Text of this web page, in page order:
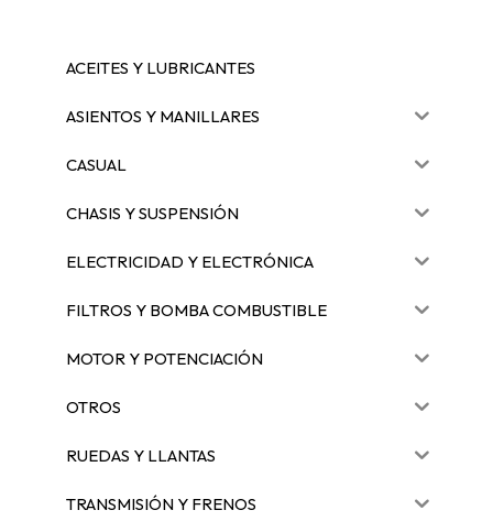
ACEITES Y LUBRICANTES
ASIENTOS Y MANILLARES
CASUAL
CHASIS Y SUSPENSIÓN
ELECTRICIDAD Y ELECTRÓNICA
FILTROS Y BOMBA COMBUSTIBLE
MOTOR Y POTENCIACIÓN
OTROS
RUEDAS Y LLANTAS
TRANSMISIÓN Y FRENOS